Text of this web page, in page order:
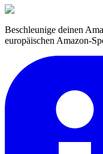
Beschleunige deinen
europäischen Amazon-